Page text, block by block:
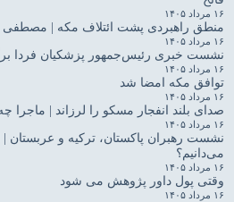
۱۶ مرداد ۱۴۰۵
منطق راهبردی پشت ائتلاف مکه | مصطفی
۱۶ مرداد ۱۴۰۵
نشست خبری رئیس‌جمهور پزشکیان فردا
۱۶ مرداد ۱۴۰۵
توافق مکه امضا شد
۱۶ مرداد ۱۴۰۵
صدای بلند انفجار مسکو را لرزاند | ماجرا
۱۶ مرداد ۱۴۰۵
نشست رهبران پاکستان، ترکیه و عربستان
می‌دانیم؟
۱۶ مرداد ۱۴۰۵
وقتی پول داور پژوهش می شود
۱۶ مرداد ۱۴۰۵